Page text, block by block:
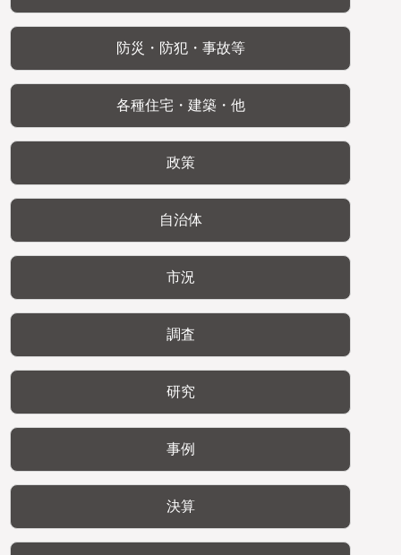
防災・防犯・事故等
各種住宅・建築・他
政策
自治体
市況
調査
研究
事例
決算